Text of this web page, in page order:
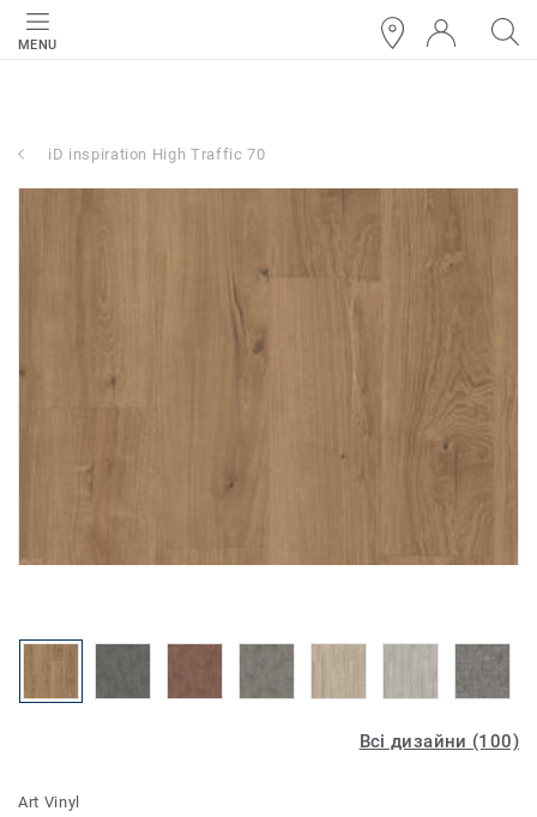
MENU
iD inspiration High Traffic 70
Всі дизайни (100)
Art Vinyl